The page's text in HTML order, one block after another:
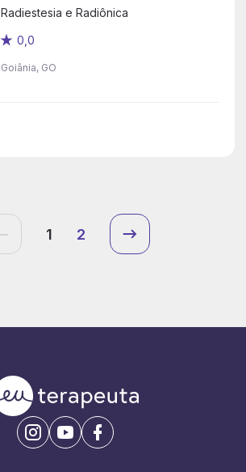
Radiestesia e Radiônica
0,0
Goiânia, GO
1 2